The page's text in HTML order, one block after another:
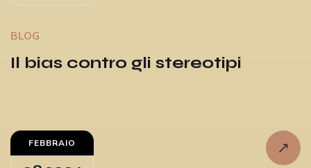
BLOG
Il bias contro gli stereotipi
FEBBRAIO